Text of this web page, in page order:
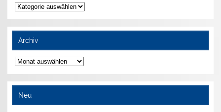
Kategorien
Archiv
Archiv
Neu